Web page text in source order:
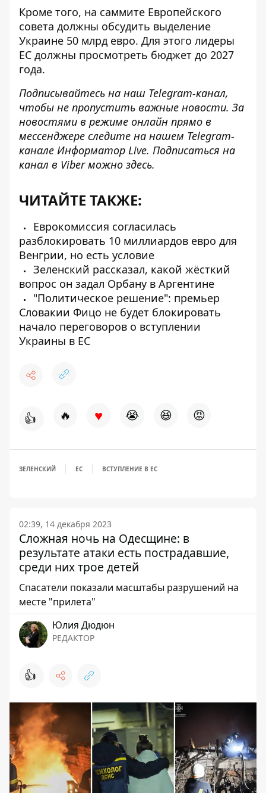
Кроме того, на саммите Европейского
совета должны обсудить выделение
Украине 50 млрд евро. Для этого лидеры
ЕС должны просмотреть бюджет до 2027
года.
Подписывайтесь на наш Telegram-канал,
чтобы не пропустить важные новости. За
новостями в режиме онлайн прямо в
мессенджере следите на нашем Telegram-
канале Информатор Live. Подписаться на
канал в Viber можно здесь.
ЧИТАЙТЕ ТАКЖЕ:
Еврокомиссия согласилась
разблокировать 10 миллиардов евро для
Венгрии, но есть условие
Зеленский рассказал, какой жёсткий
вопрос он задал Орбану в Аргентине
"Политическое решение": премьер
Словакии Фицо не будет блокировать
начало переговоров о вступлении
Украины в ЕС
👍 🔥 ♥ 😭 😆 😡
ЗЕЛЕНСКИЙ ЕС ВСТУПЛЕНИЕ В ЕС
02:39, 14 декабря 2023
Сложная ночь на Одесщине: в
результате атаки есть пострадавшие,
среди них трое детей
Спасатели показали масштабы разрушений на
месте "прилета"
Юлия Дюдюн
РЕДАКТОР
👍